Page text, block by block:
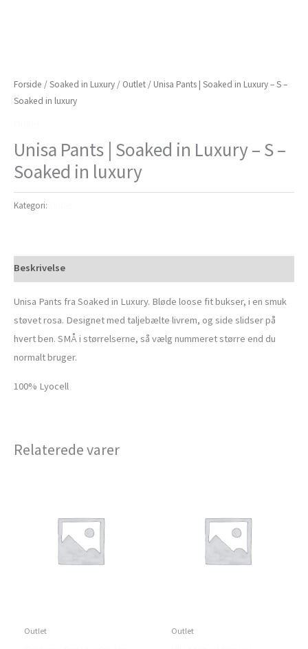
Forside /Soaked in Luxury / Outlet / Unisa Pants | Soaked in Luxury – S –
Soaked in luxury
Unisa Pants | Soaked in Luxury – S –
Soaked in luxury
Kategori:
Beskrivelse
Unisa Pants fra Soaked in Luxury. Bløde loose fit bukser, i en smuk
støvet rosa. Designet med taljebælte livrem, og side slidser på
hvert ben. SMÅ i størrelserne, så vælg nummeret større end du
normalt bruger.
100% Lyocell
Relaterede varer
Outlet Outlet